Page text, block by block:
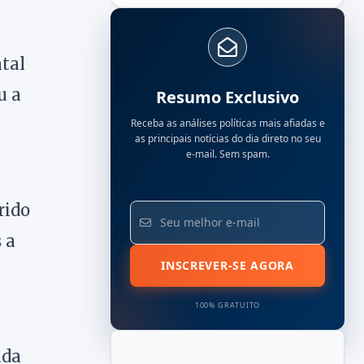
a
a
Resumo Exclusivo
Receba as análises políticas mais afiadas e
as principais notícias do dia direto no seu
e-mail. Sem spam.
INSCREVER-SE AGORA
100% GRATUITO